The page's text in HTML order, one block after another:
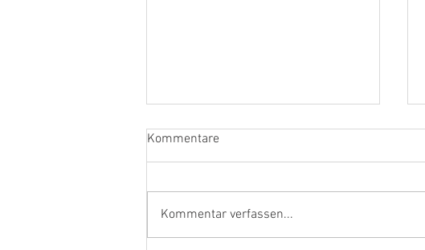
Kommentare
Kommentar verfassen...